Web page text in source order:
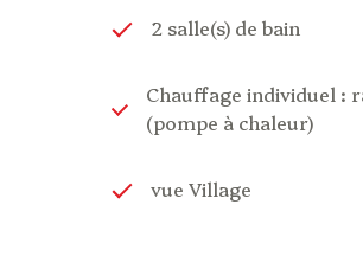
2 salle(s) de bain
Chauffage individuel :
(pompe à chaleur)
vue Village